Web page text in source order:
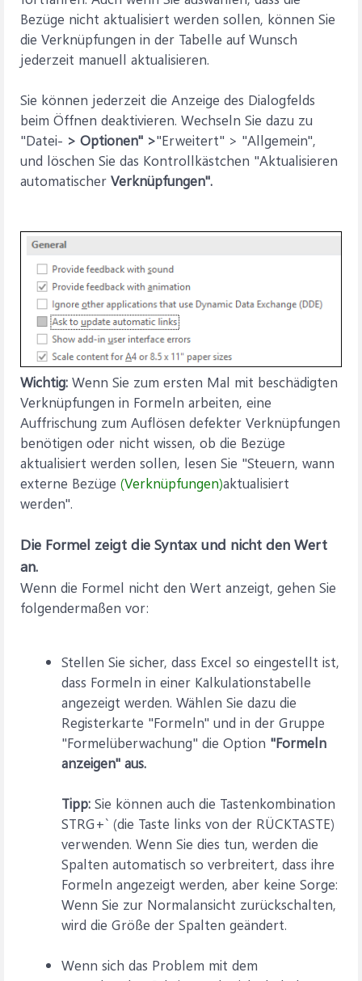
Bezüge nicht aktualisiert werden sollen, können Sie
die Verknüpfungen in der Tabelle auf Wunsch
jederzeit manuell aktualisieren.
Sie können jederzeit die Anzeige des Dialogfelds
beim Öffnen deaktivieren. Wechseln Sie dazu zu
"Datei- > Optionen" >"Erweitert" > "Allgemein",
und löschen Sie das Kontrollkästchen "Aktualisieren
automatischer Verknüpfungen".
Wichtig: Wenn Sie zum ersten Mal mit beschädigten
Verknüpfungen in Formeln arbeiten, eine
Auffrischung zum Auflösen defekter Verknüpfungen
benötigen oder nicht wissen, ob die Bezüge
aktualisiert werden sollen, lesen Sie "Steuern, wann
externe Bezüge (Verknüpfungen)aktualisiert
werden".
Die Formel zeigt die Syntax und nicht den Wert
an.
Wenn die Formel nicht den Wert anzeigt, gehen Sie
folgendermaßen vor:
Stellen Sie sicher, dass Excel so eingestellt ist,
dass Formeln in einer Kalkulationstabelle
angezeigt werden. Wählen Sie dazu die
Registerkarte "Formeln" und in der Gruppe
"Formelüberwachung" die Option "Formeln
anzeigen" aus.
Tipp: Sie können auch die Tastenkombination
STRG+` (die Taste links von der RÜCKTASTE)
verwenden. Wenn Sie dies tun, werden die
Spalten automatisch so verbreitert, dass ihre
Formeln angezeigt werden, aber keine Sorge:
Wenn Sie zur Normalansicht zurückschalten,
wird die Größe der Spalten geändert.
Wenn sich das Problem mit dem